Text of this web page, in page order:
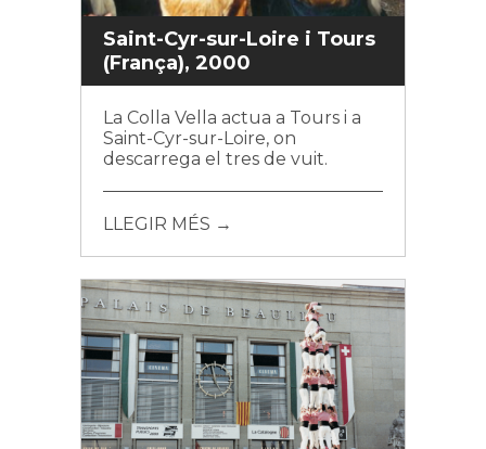
Saint-Cyr-sur-Loire i Tours
(França), 2000
La Colla Vella actua a Tours i a
Saint-Cyr-sur-Loire, on
descarrega el tres de vuit.
LLEGIR MÉS →